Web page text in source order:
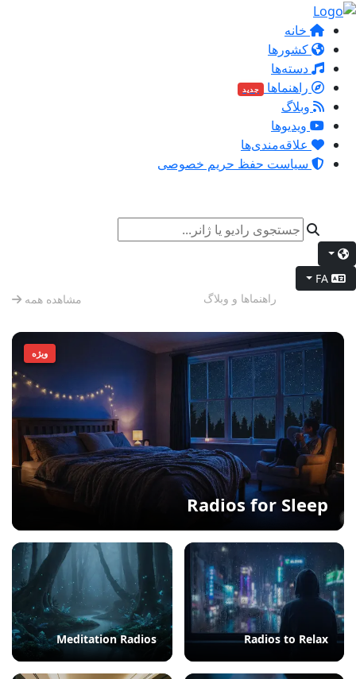
خانه
کشورها
دسته‌ها
راهنماها
جدید
وبلاگ
ویدیوها
علاقه‌مندی‌ها
سیاست حفظ حریم خصوصی
FA
راهنماها و وبلاگ مشاهده همه
ویژه
Radios for Sleep
Radios to Relax
Meditation Radios